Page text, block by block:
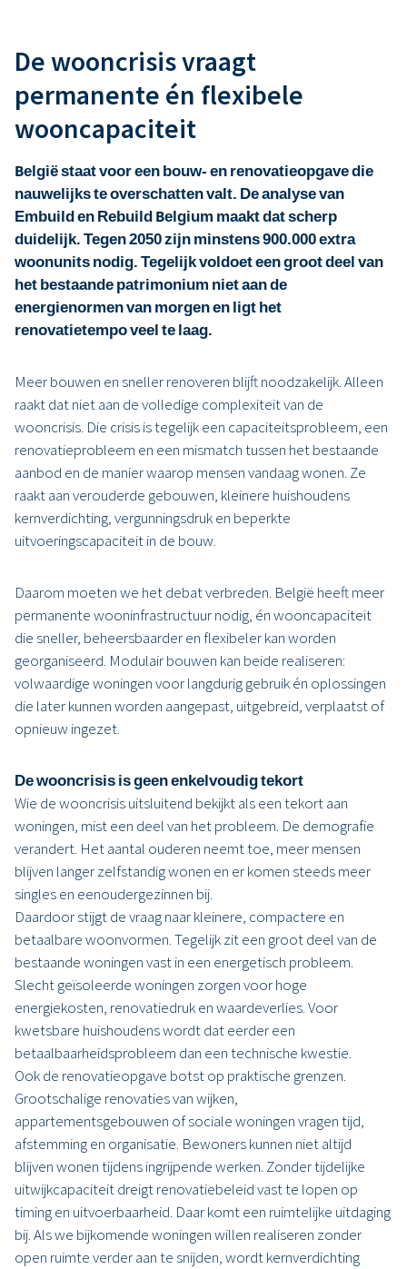
De wooncrisis vraagt
permanente én flexibele
wooncapaciteit
België staat voor een bouw- en renovatieopgave die
nauwelijks te overschatten valt. De analyse van
Embuild en Rebuild Belgium maakt dat scherp
duidelijk. Tegen 2050 zijn minstens 900.000 extra
woonunits nodig. Tegelijk voldoet een groot deel van
het bestaande patrimonium niet aan de
energienormen van morgen en ligt het
renovatietempo veel te laag.
Meer bouwen en sneller renoveren blijft noodzakelijk. Alleen
raakt dat niet aan de volledige complexiteit van de
wooncrisis. Die crisis is tegelijk een capaciteitsprobleem, een
renovatieprobleem en een mismatch tussen het bestaande
aanbod en de manier waarop mensen vandaag wonen. Ze
raakt aan verouderde gebouwen, kleinere huishoudens
kernverdichting, vergunningsdruk en beperkte
uitvoeringscapaciteit in de bouw.
Daarom moeten we het debat verbreden. België heeft meer
permanente wooninfrastructuur nodig, én wooncapaciteit
die sneller, beheersbaarder en flexibeler kan worden
georganiseerd. Modulair bouwen kan beide realiseren:
volwaardige woningen voor langdurig gebruik én oplossingen
die later kunnen worden aangepast, uitgebreid, verplaatst of
opnieuw ingezet.
De wooncrisis is geen enkelvoudig tekort
Wie de wooncrisis uitsluitend bekijkt als een tekort aan
woningen, mist een deel van het probleem. De demografie
verandert. Het aantal ouderen neemt toe, meer mensen
blijven langer zelfstandig wonen en er komen steeds meer
singles en eenoudergezinnen bij.
Daardoor stijgt de vraag naar kleinere, compactere en
betaalbare woonvormen. Tegelijk zit een groot deel van de
bestaande woningen vast in een energetisch probleem.
Slecht geïsoleerde woningen zorgen voor hoge
energiekosten, renovatiedruk en waardeverlies. Voor
kwetsbare huishoudens wordt dat eerder een
betaalbaarheidsprobleem dan een technische kwestie.
Ook de renovatieopgave botst op praktische grenzen.
Grootschalige renovaties van wijken,
appartementsgebouwen of sociale woningen vragen tijd,
afstemming en organisatie. Bewoners kunnen niet altijd
blijven wonen tijdens ingrijpende werken. Zonder tijdelijke
uitwijkcapaciteit dreigt renovatiebeleid vast te lopen op
timing en uitvoerbaarheid. Daar komt een ruimtelijke uitdaging
bij. Als we bijkomende woningen willen realiseren zonder
open ruimte verder aan te snijden, wordt kernverdichting